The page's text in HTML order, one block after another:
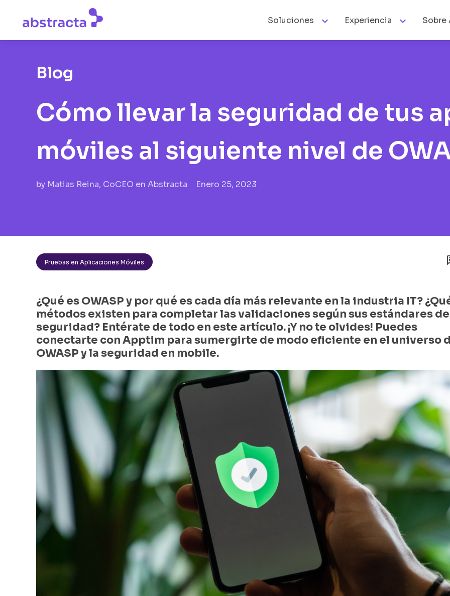
Soluciones  Experiencia  Sobre
Blog
Cómo llevar la seguridad de tus
móviles al siguiente nivel de
by Matias Reina, CoCEO en Abstracta Enero 25, 2023
Pruebas en Aplicaciones Móviles
¿Qué es OWASP y por qué es cada día más relevante en la industria IT?
métodos existen para completar las validaciones según sus estándares de
seguridad? Entérate de todo en este artículo. ¡Y no te olvides! Puedes
conectarte con Apptim para sumergirte de modo eficiente en el universo
OWASP y la seguridad en mobile.